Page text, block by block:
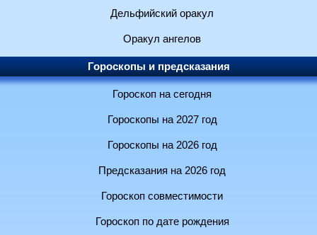
Дельфийский оракул
Оракул ангелов
Гороскопы и предсказания
Гороскоп на сегодня
Гороскопы на 2027 год
Гороскопы на 2026 год
Предсказания на 2026 год
Гороскоп совместимости
Гороскоп по дате рождения